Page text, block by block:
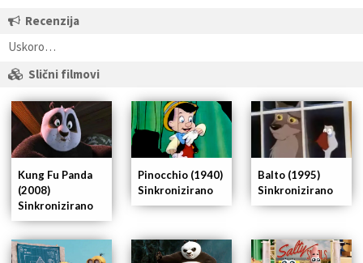
Recenzija
Uskoro…
Slični filmovi
Balto (1995)
Sinkronizirano
Pinocchio (1940)
Sinkronizirano
Kung Fu Panda
(2008)
Sinkronizirano